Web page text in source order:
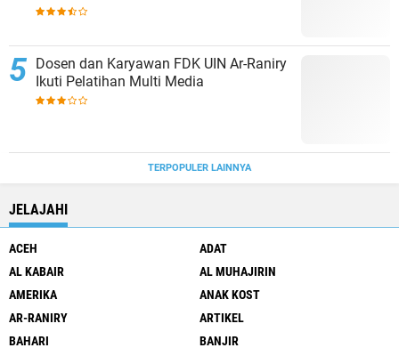
Dosen dan Karyawan FDK UIN Ar-Raniry
Ikuti Pelatihan Multi Media
TERPOPULER LAINNYA
JELAJAHI
ACEH
ADAT
AL KABAIR
AL MUHAJIRIN
AMERIKA
ANAK KOST
AR-RANIRY
ARTIKEL
BAHARI
BANJIR